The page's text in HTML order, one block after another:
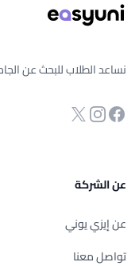
نساعد الطلاب للبحث عن
صفحة الفيسبوك
انستجرام
Twitter
عن الشركة
عن إيزي يوني
تواصل معنا